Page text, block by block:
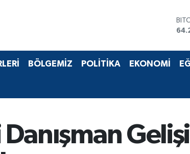
BÖLGEMİZ POLİTİKA EKONOMİ